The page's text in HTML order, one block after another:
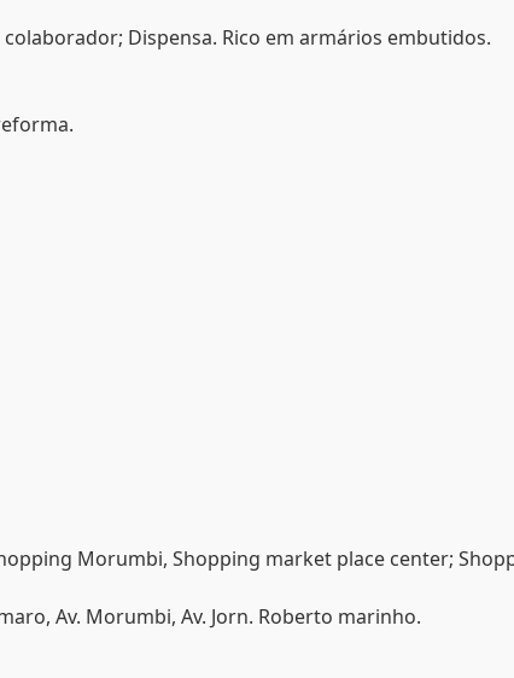
Dispensa. Rico em armários embutidos.
Morumbi, Shopping market place center;
Av. Morumbi, Av. Jorn. Roberto marinho.